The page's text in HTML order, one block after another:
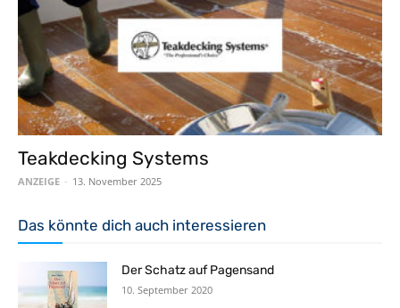
Teakdecking Systems
ANZEIGE - 13. November 2025
Das könnte dich auch interessieren
Der Schatz auf Pagensand
10. September 2020